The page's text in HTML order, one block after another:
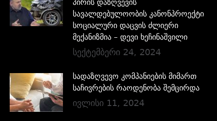
პირის დაზღვევის
სავალდებულოობის კანონპროექტი
სოციალური დაცვის ძლიერი
მექანიზმია – დევი ხეჩინაშვილი
სექტემბერი 24, 2024
სადაზღვევო კომპანიების მიმართ
საჩივრების რაოდენობა შემცირდა
ივლისი 11, 2024